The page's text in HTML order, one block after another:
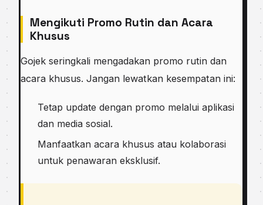
Mengikuti Promo Rutin dan Acara
Khusus
Gojek seringkali mengadakan promo rutin dan
acara khusus. Jangan lewatkan kesempatan ini:
Tetap update dengan promo melalui aplikasi
dan media sosial.
Manfaatkan acara khusus atau kolaborasi
untuk penawaran eksklusif.